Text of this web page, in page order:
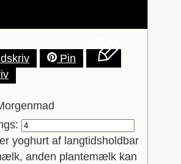
Pin
yoghurt af langtidsholdbar
anden plantemælk kan